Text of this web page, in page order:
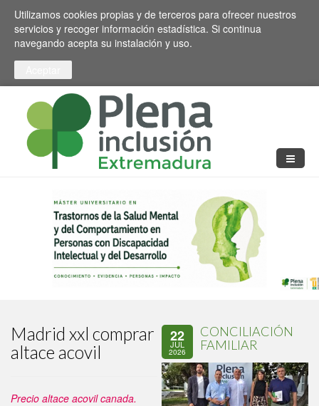
Pasar al contenido principal
Toggle high contrast
Utilizamos cookies propias y de terceros para ofrecer nuestros
servicios y recoger información estadística. Si continua
navegando acepta su instalación y uso.
Madrid xxl comprar
altace acovil
Precio altace acovil canada.
22
JUL
2026
CONCILIACIÓN
FAMILIAR